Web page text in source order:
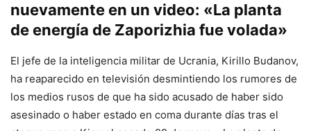
nuevamente en un video: «La planta
de energía de Zaporizhia fue volada»
El jefe de la inteligencia militar de Ucrania, Kirillo Budanov,
ha reaparecido en televisión desmintiendo los rumores de
los medios rusos de que ha sido acusado de haber sido
asesinado o haber estado en coma durante días tras el